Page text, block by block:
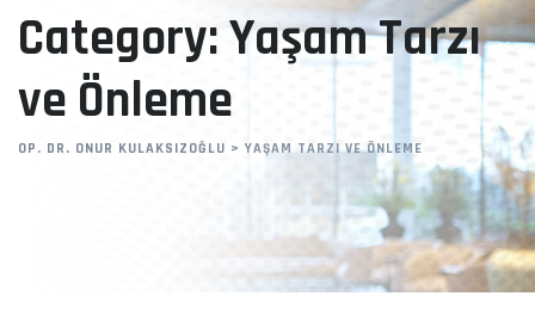
Category: Yaşam Tarzı
ve Önleme
OP. DR. ONUR KULAKSIZOĞLU > YAŞAM TARZI VE ÖNLEME